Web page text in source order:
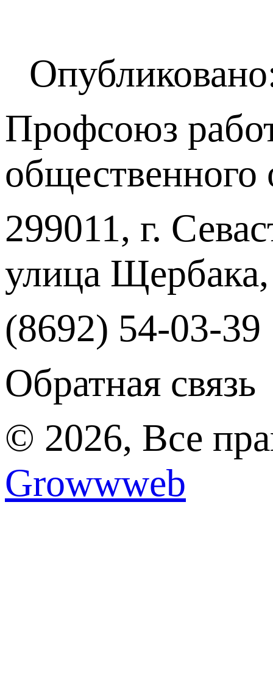
Профсоюз
299011, г.
улица
(8692) 54-03-39
Обратная связь
© 2026, Все
Growwweb